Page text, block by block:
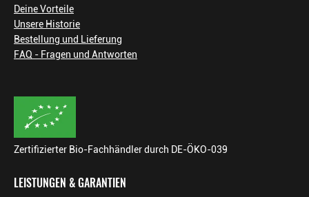
Deine Vorteile
Unsere Historie
Bestellung und Lieferung
FAQ - Fragen und Antworten
Zertifizierter Bio-Fachhändler durch DE-ÖKO-039
LEISTUNGEN & GARANTIEN